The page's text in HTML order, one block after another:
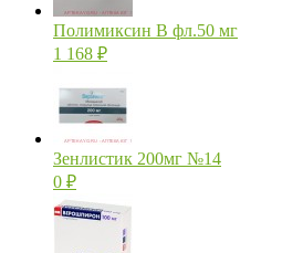
Полимиксин В фл.50 мг
1 168 ₽
Зенлистик 200мг №14
0 ₽